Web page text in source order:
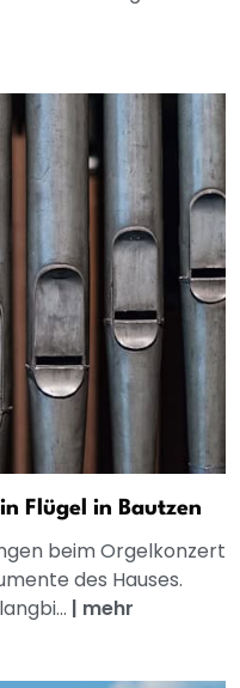
Flügel in Bautzen
beim Orgelkonzert
des Hauses.
| mehr